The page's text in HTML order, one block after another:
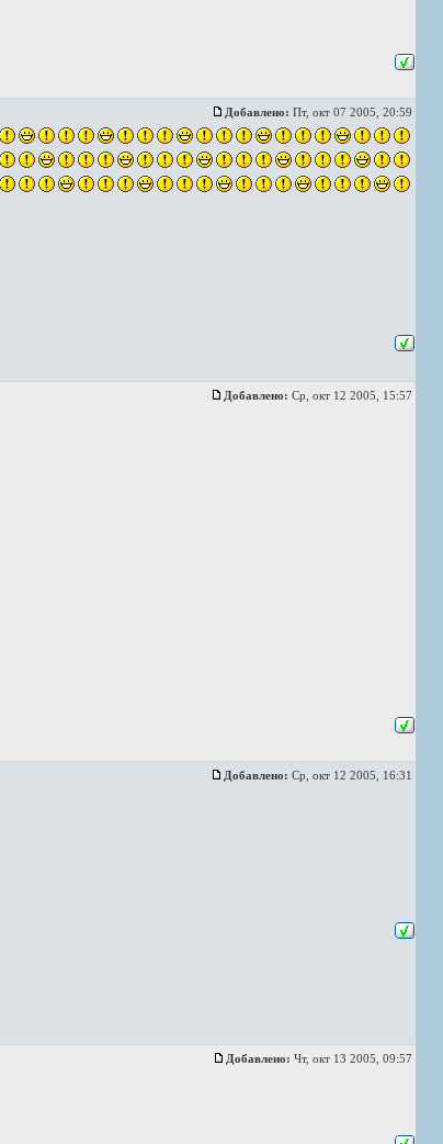
Добавлено: Пт, окт 07 2005, 20:59
Добавлено: Ср, окт 12 2005, 15:57
Добавлено: Ср, окт 12 2005, 16:31
Добавлено: Чт, окт 13 2005, 09:57